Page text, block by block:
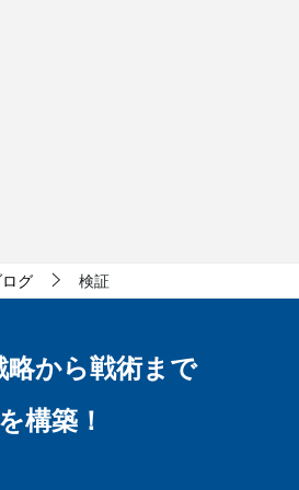
グ 検証
略から戦術まで
構築！